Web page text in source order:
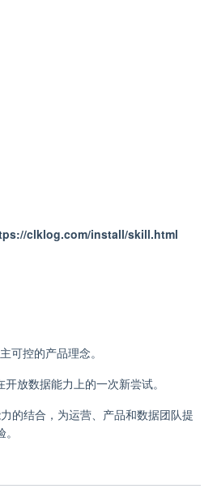
clklog.com/install/skill.html
可控的产品理念。
放数据能力上的一次新尝试。
的结合，为运营、产品和数据团队提